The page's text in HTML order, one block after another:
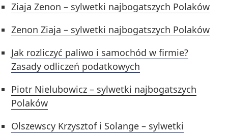
Ziaja Zenon – sylwetki najbogatszych Polaków
Zenon Ziaja – sylwetki najbogatszych Polaków
Jak rozliczyć paliwo i samochód w firmie?
Zasady odliczeń podatkowych
Piotr Nielubowicz – sylwetki najbogatszych
Polaków
Olszewscy Krzysztof i Solange – sylwetki